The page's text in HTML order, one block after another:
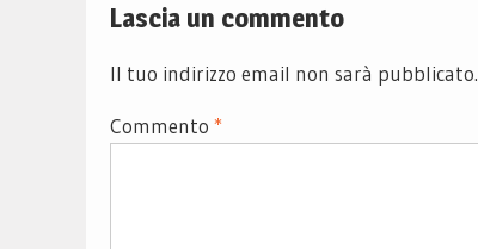
Lascia un commento
Il tuo indirizzo email non sarà pubblicato.
Commento *